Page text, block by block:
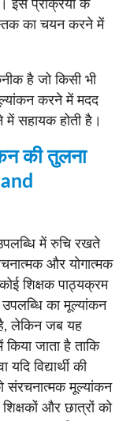
इस प्रक्रिया के
का चयन करने में
है जो किसी भी
करने में मदद
सहायक होती है।
की तुलना
में रुचि रखते
और योगात्मक
शिक्षक पाठ्यक्रम
का मूल्यांकन
है, लेकिन जब यह
जाता है ताकि
विद्यार्थी की
संरचनात्मक मूल्यांकन
और छात्रों को